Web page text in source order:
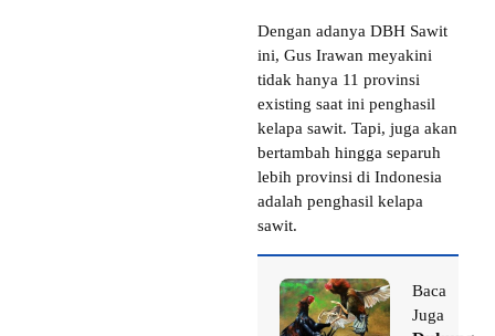
Dengan adanya DBH Sawit
ini, Gus Irawan meyakini
tidak hanya 11 provinsi
existing saat ini penghasil
kelapa sawit. Tapi, juga akan
bertambah hingga separuh
lebih provinsi di Indonesia
adalah penghasil kelapa
sawit.
Baca
Juga